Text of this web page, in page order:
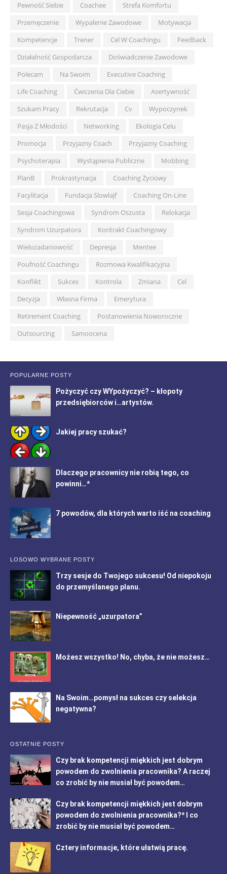
Pewność Siebie
Coachee
Strefa Komfortu
Przemęczenie
Wypalenie Zawodowe
Motywacja
Kompetencje
Trener Cel W Coachingu
Feedback
Działalność Gospodarcza
Doświadczenie Zawodowe
Polecam
Na Swoim
Executive Coaching
Life Coaching
Ćwiczenia Dla Ciebie
Asertywność
Szukam Pracy
Rekrutacja Cv
Wypoczynek
Pasja Z Młodości
Networking
Ekologia Celu
Promocja
Przyjazny Coach
Przyjazny Coaching
Psychoterapia
Wystąpienia Publiczne
Mobbing
PlanB
Prokrastynacja
Coaching Życiowy
Facylitacja
Fundacja Slowlajf
Coaching On-Line
Sesja Coachingowa
Syndrom Oszusta
Relokacja
Syndrom Uzurpatora
Kontrakt Coachingowy
Wielozadaniowość
Depresja
Mentee
Poufność Coachingu
Rozmowa Kwalifikacyjna
Konflikt
Sukces Kontrola Zmiana
Cel
Decyzja
Własna Firma
Emerytura
Retirement Coaching
Postanowienia Noworoczne
Outsourcing
Samoocena
POPULARNE POSTY
Pożyczyć czy WYpożyczyć? – kłopoty
przedsiębiorców i…artystów.
Jakiej pracy szukać?
Dlaczego pracownicy nie robią tego, co
powinni…*
7 powodów, dla których warto iść na coaching
LOSOWO WYBRANE POSTY
Trzy sesje do Twojego sukcesu! Od niepokoju
do przemyślanego planu.
Niepewność „uzurpatora”
Możesz wszystko! No, chyba, że nie możesz…
Na Swoim…pomysł na sukces czy selekcja
negatywna?
OSTATNIE POSTY
Czy brak kompetencji miękkich jest dobrym
powodem do zwolnienia pracownika? A raczej
co zrobić by nie musiał być powodem…
Czy brak kompetencji miękkich jest dobrym
powodem do zwolnienia pracownika?* I co
zrobić by nie musiał być powodem…
Cztery informacje, które ułatwią pracę.